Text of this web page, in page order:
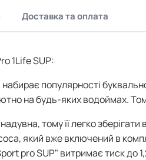
Доставка та оплата
1Life SUP:
популярності
на будь-яких водоймах.
тому її легко
який вже включений в
pro SUP" витримає тиск до